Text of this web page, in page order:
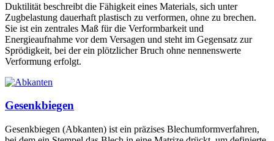
Duktilität beschreibt die Fähigkeit eines Materials, sich unter
Zugbelastung dauerhaft plastisch zu verformen, ohne zu brechen.
Sie ist ein zentrales Maß für die Verformbarkeit und
Energieaufnahme vor dem Versagen und steht im Gegensatz zur
Sprödigkeit, bei der ein plötzlicher Bruch ohne nennenswerte
Verformung erfolgt.
Gesenkbiegen
Gesenkbiegen (Abkanten) ist ein präzises Blechumformverfahren,